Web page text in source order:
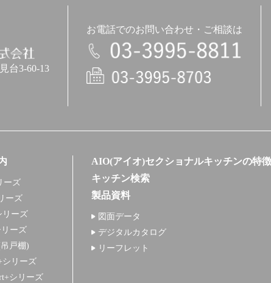
台3-60-13
お電話でのお問い合わせ・ご相談は
電話
ーズ
ーズ
リーズ
ーズ
戸棚)
シリーズ
シリーズ
AIO(アイオ)セクショナルキッチンの特徴
キッチン検索
製品資料
図面データ
デジタルカタログ
リーフレット